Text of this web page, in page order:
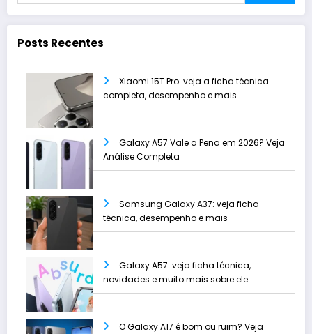
Posts Recentes
Xiaomi 15T Pro: veja a ficha técnica
completa, desempenho e mais
Galaxy A57 Vale a Pena em 2026? Veja
Análise Completa
Samsung Galaxy A37: veja ficha
técnica, desempenho e mais
Galaxy A57: veja ficha técnica,
novidades e muito mais sobre ele
O Galaxy A17 é bom ou ruim? Veja